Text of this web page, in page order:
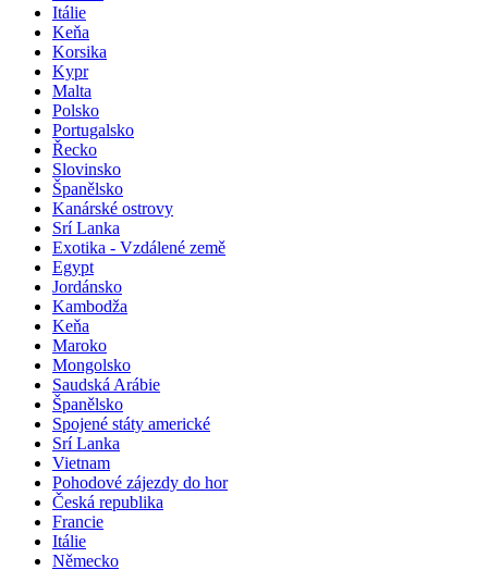
Itálie
Keňa
Korsika
Kypr
Malta
Polsko
Portugalsko
Řecko
Slovinsko
Španělsko
Kanárské ostrovy
Srí Lanka
Exotika - Vzdálené země
Egypt
Jordánsko
Kambodža
Keňa
Maroko
Mongolsko
Saudská Arábie
Španělsko
Spojené státy americké
Srí Lanka
Vietnam
Pohodové zájezdy do hor
Česká republika
Francie
Itálie
Německo